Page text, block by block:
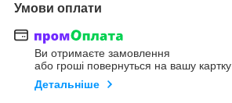
Умови оплати
Ви отримаєте замовлення
або гроші повернуться на вашу картку
Детальніше